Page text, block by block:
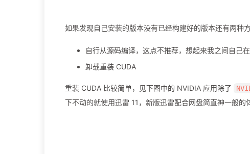
如果发现自己安装的版本没有已经构建好的版本还有两种方
自行从源码编译，这点不推荐，想起来我之间自己
卸载重装 CUDA
重装 CUDA 比较简单，见下图中的 NVIDIA 应用除了
下不动的就使用迅雷 11，新版迅雷配合网盘简直神一般的